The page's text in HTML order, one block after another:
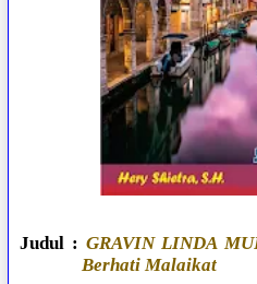
Judul : GRAVIN LINDA
Berhati Malaikat